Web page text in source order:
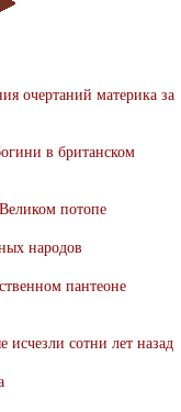
очертаний материка за
в британском
потопе
народов
пантеоне
исчезли сотни лет назад